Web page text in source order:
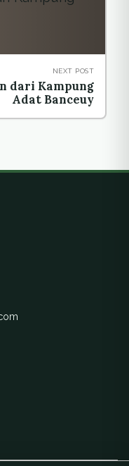
NEXT POST
dari Kampung
Adat Banceuy